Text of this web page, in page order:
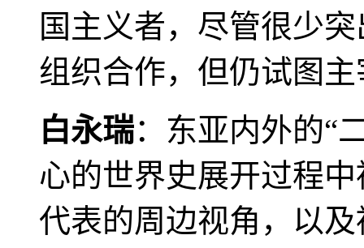
国主义者，尽管很少
组织合作，但仍试图
白永瑞：东亚内外的“
心的世界史展开过程
代表的周边视角，以